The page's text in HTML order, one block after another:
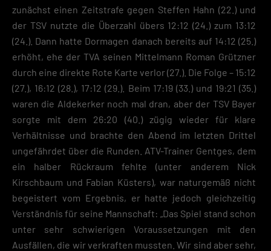
zunächst einen Zeitstrafe gegen Steffen Hahn (22.) und
der TSV nutzte die Überzahl übers 12:12 (24.) zum 13:12
(24.). Dann hatte Dormagen danach bereits auf 14:12 (25.)
erhöht, ehe der TVA seinen Mittelmann Roman Grützner
durch eine direkte Rote Karte verlor (27.). Die Folge – 15:12
(27.), 16:12 (28.), 17:12 (29.). Beim 17:19 (33.) und 19:21 (35.)
waren die Aldekerker noch mal dran, aber der TSV Bayer
sorgte mit dem 26:20 (40.) zügig wieder für klare
Verhältnisse und brachte den Abend im letzten Drittel
ungefährdet über die Runden. ATV-Trainer Gentges, dem
ein halber Rückraum fehlte (unter anderem Nick
Kirschbaum und Fabian Küsters), war naturgemäß nicht
begeistert vom Ergebnis, er hatte jedoch gleichzeitig
Verständnis für seine Mannschaft: „Das Spiel stand schon
unter sehr schwierigen Voraussetzungen mit den
Ausfällen, die wir verkraften mussten. Wir sind aber sehr,